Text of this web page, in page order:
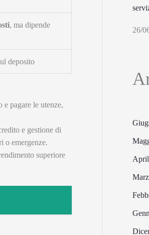
, ma dipende
deposito
pagare le utenze,
e gestione di
o emergenze.
superiore
26/